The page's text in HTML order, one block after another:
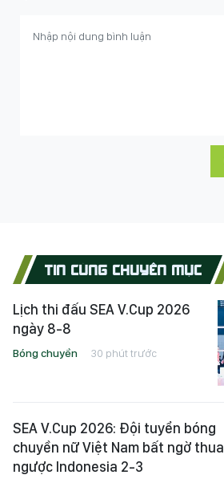
TIN CÙNG CHUYÊN MỤC
Lịch thi đấu SEA V.Cup 2026
ngày 8-8
Bóng chuyền 30 phút trước
SEA V.Cup 2026: Đội tuyển bóng
chuyền nữ Việt Nam bất ngờ thua
ngược Indonesia 2-3